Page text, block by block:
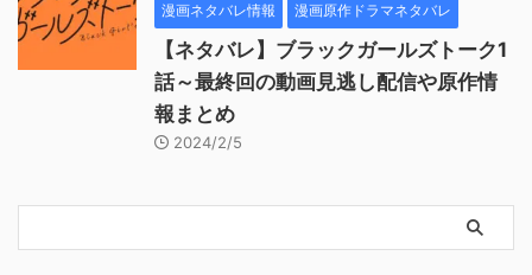
漫画ネタバレ情報 漫画原作ドラマネタバレ
【ネタバレ】ブラックガールズトーク1
話～最終回の動画見逃し配信や原作情
報まとめ
2024/2/5